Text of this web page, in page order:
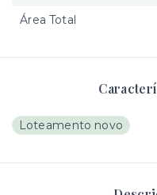
Loteamento novo
Área Total